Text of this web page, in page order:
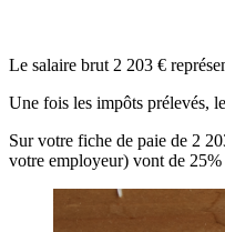
Le salaire brut 2 203 €
Une fois les impôts prélevés,
Sur votre fiche de paie de 2
votre employeur) vont de 25%